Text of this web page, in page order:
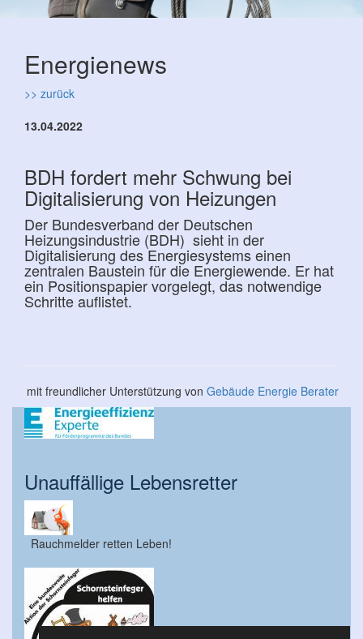
Energienews
>> zurück
13.04.2022
BDH fordert mehr Schwung bei
Digitalisierung von Heizungen
Der Bundesverband der Deutschen
Heizungsindustrie (BDH) sieht in der
Digitalisierung des Energiesystems einen
zentralen Baustein für die Energiewende. Er hat
ein Positionspapier vorgelegt, das notwendige
Schritte auflistet.
mit freundlicher Unterstützung von Gebäude Energie Berater
Unauffällige Lebensretter
Rauchmelder retten Leben!